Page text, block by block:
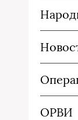
ОРВИ